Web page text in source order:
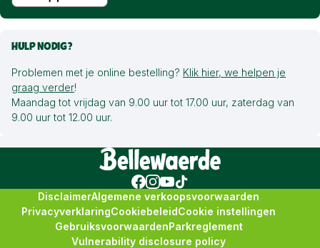
HULP NODIG?
Problemen met je online bestelling? Klik hier, we helpen je
graag verder!
Maandag tot vrijdag van 9.00 uur tot 17.00 uur, zaterdag van
9.00 uur tot 12.00 uur.
DisclaimerAlgemene verkoopsvoorwaarden
PrivacyverklaringCookiebeleidCookie instellingen
GebruiksvoorwaardenParkreglement
Vulnerability disclosure policy